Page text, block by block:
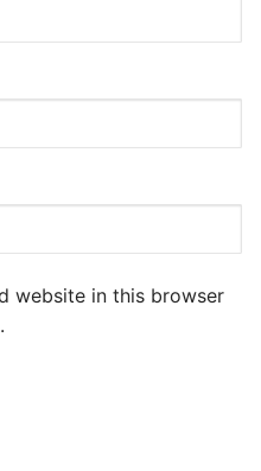
website in this browser